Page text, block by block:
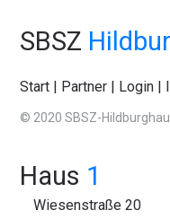
SBSZ
Start Partner Login
© 2020 SBSZ-
Haus 1
Wiesenstraße 20